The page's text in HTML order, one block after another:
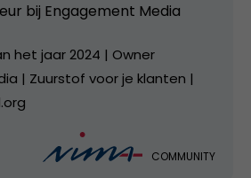
bij Engagement Media
het jaar 2024 | Owner
| Zuurstof voor je klanten |
COMMUNITY